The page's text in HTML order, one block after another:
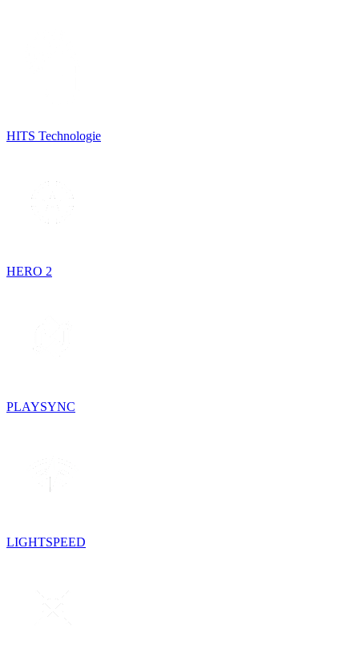
HITS Technologie
HERO 2
PLAYSYNC
LIGHTSPEED